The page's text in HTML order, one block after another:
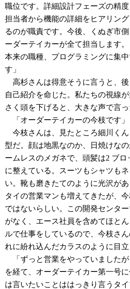
職位です。詳細設計フェーズの精
担当者から機能の詳細をヒアリン
るのが職責です。今後、くぬぎ市
ーダーテイカーが全て担当します。
本来の職種、プログラミングに集
す」
高杉さんは得意そうに言うと、
自己紹介を命じた。私たちの視線
さく頭を下げると、大きな声で言っ
「オーダーテイカーの今枝です」
今枝さんは、見たところ細川く
型だ。顔は地黒なのか、日焼けな
ームレスのメガネで、頭髪は2 ブロ
に整えている。スーツもシャツも
い。靴も磨きたてのように光沢が
タイの営業マンも増えてきたが、
ではないらしい。この開発センタ
がなく、エース社員を含めてほと
ルで仕事をしているので、今枝さ
れに紛れ込んだカラスのように目立
「ずっと営業をやっていました
を経て、オーダーテイカー第一号
は言いたいことははっきり言うタ